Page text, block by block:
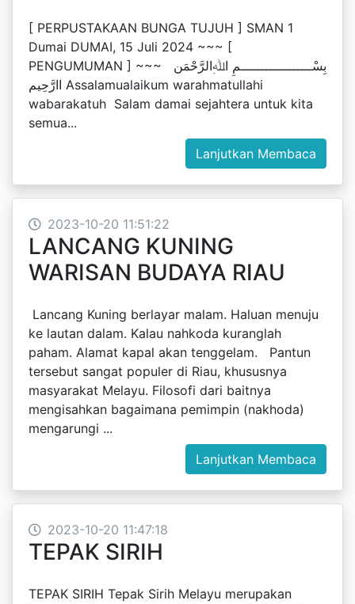
[ PERPUSTAKAAN BUNGA TUJUH ] SMAN 1
Dumai DUMAI, 15 Juli 2024 ~~~ [
PENGUMUMAN ] ~~~ بِسْــــــــــــــــــمِ اﷲِالرَّحْمَن
اارَّحِيم‎ Assalamualaikum warahmatullahi
wabarakatuh Salam damai sejahtera untuk kita
semua...
Lanjutkan Membaca
2023-10-20 11:51:22
LANCANG KUNING
WARISAN BUDAYA RIAU
Lancang Kuning berlayar malam. Haluan menuju
ke lautan dalam. Kalau nahkoda kuranglah
paham. Alamat kapal akan tenggelam. Pantun
tersebut sangat populer di Riau, khususnya
masyarakat Melayu. Filosofi dari baitnya
mengisahkan bagaimana pemimpin (nakhoda)
mengarungi ...
Lanjutkan Membaca
2023-10-20 11:47:18
TEPAK SIRIH
TEPAK SIRIH Tepak Sirih Melayu merupakan